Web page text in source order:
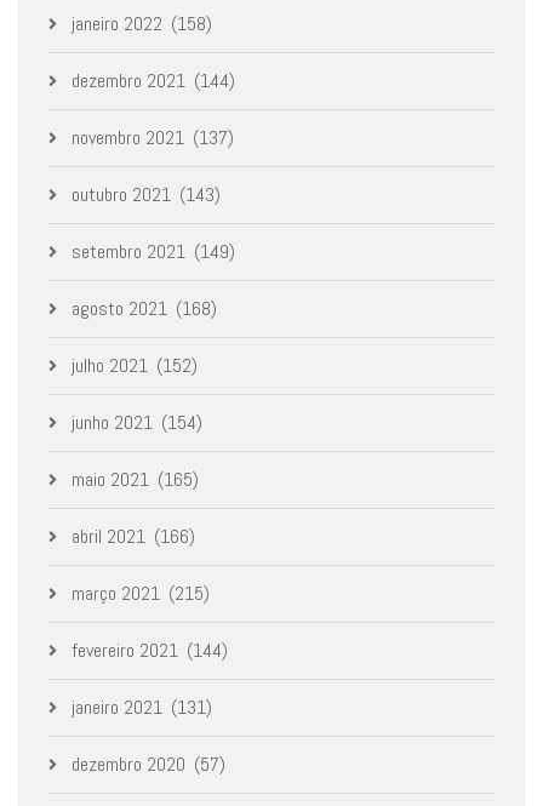
janeiro 2022 (158)
dezembro 2021 (144)
novembro 2021 (137)
outubro 2021 (143)
setembro 2021 (149)
agosto 2021 (168)
julho 2021 (152)
junho 2021 (154)
maio 2021 (165)
abril 2021 (166)
março 2021 (215)
fevereiro 2021 (144)
janeiro 2021 (131)
dezembro 2020 (57)